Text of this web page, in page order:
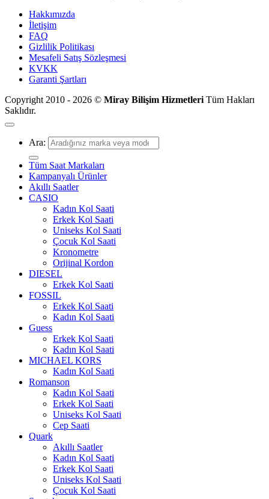
Hakkımızda
İletişim
FAQ
Gizlilik Politikası
Mesafeli Satış Sözleşmesi
KVKK
Garanti Şartları
Copyright 2010 - 2026 © Miray Bilişim Hizmetleri Tüm Hakları
Saklıdır.
Ara:
Tüm Saat Markaları
Kampanyalı Ürünler
Akıllı Saatler
CASIO
Kadın Kol Saati
Erkek Kol Saati
Uniseks Kol Saati
Çocuk Kol Saati
Kronometre
Orijinal Kordon
DIESEL
Erkek Kol Saati
FOSSIL
Erkek Kol Saati
Kadın Kol Saati
Guess
Erkek Kol Saati
Kadın Kol Saati
MICHAEL KORS
Kadın Kol Saati
Romanson
Kadın Kol Saati
Erkek Kol Saati
Uniseks Kol Saati
Cep Saati
Quark
Akıllı Saatler
Kadın Kol Saati
Erkek Kol Saati
Uniseks Kol Saati
Çocuk Kol Saati